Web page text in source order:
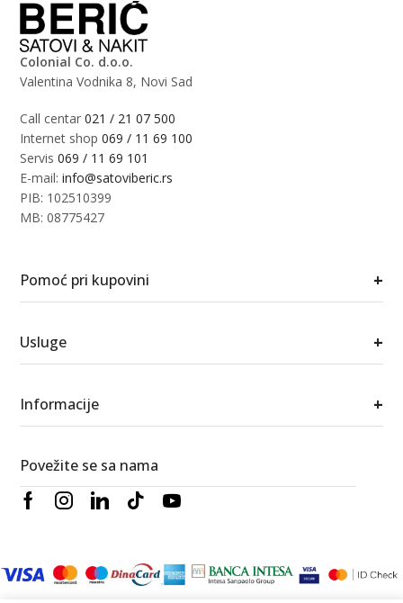
Colonial Co. d.o.o.
Valentina Vodnika 8, Novi Sad
Call centar021 / 21 07 500
Internet shop069 / 11 69 100
Servis069 / 11 69 101
E-mail:info@satoviberic.rs
PIB: 102510399
MB: 08775427
Pomoć pri kupovini +
Usluge +
Informacije +
Povežite se sa nama